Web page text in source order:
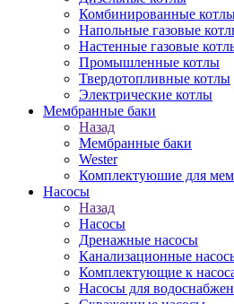
Комбинированные
Напольные газовые
Настенные газовые
Промышленные котлы
Твердотопливные котлы
Электрические котлы
Мембранные баки
Назад
Мембранные баки
Wester
Комплектуюшие для
Насосы
Назад
Насосы
Дренажные насосы
Канализационные
Комплектующие к
Насосы для